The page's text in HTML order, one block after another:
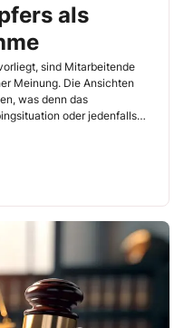
als
sind Mitarbeitende
Meinung. Die Ansichten
was denn das
oder jedenfalls